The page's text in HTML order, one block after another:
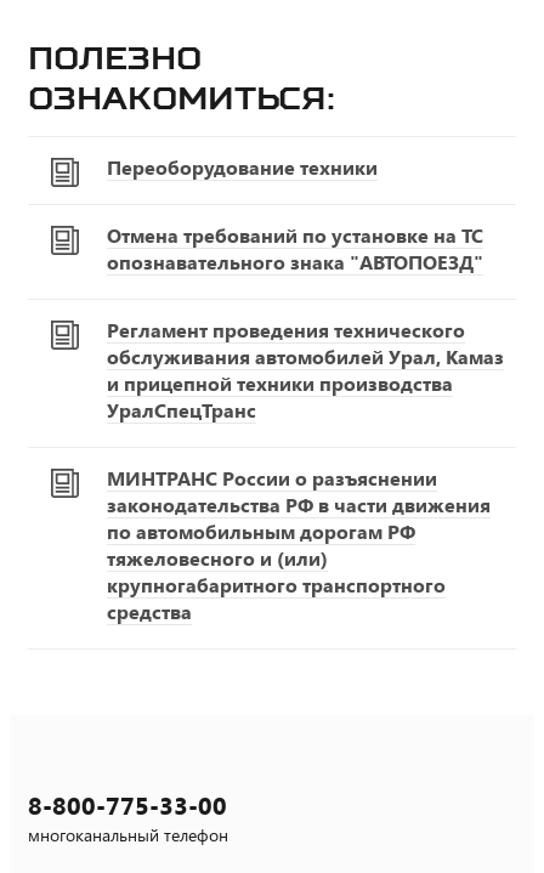
Полезно
ознакомиться:
Переоборудование техники
Отмена требований по установке на ТС
опознавательного знака "АВТОПОЕЗД"
Регламент проведения технического
обслуживания автомобилей Урал, Камаз
и прицепной техники производства
УралСпецТранс
МИНТРАНС России о разъяснении
законодательства РФ в части движения
по автомобильным дорогам РФ
тяжеловесного и (или)
крупногабаритного транспортного
средства
8-800-775-33-00
многоканальный телефон